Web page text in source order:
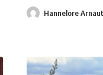
Hannelore Arnaut